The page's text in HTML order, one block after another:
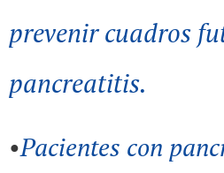
prevenir cuadros
pancreatitis.
•Pacientes con